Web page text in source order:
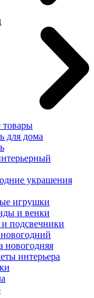
товары
для дома
украшения
игрушки
и венки
подсвечники
новогодняя
интерьера